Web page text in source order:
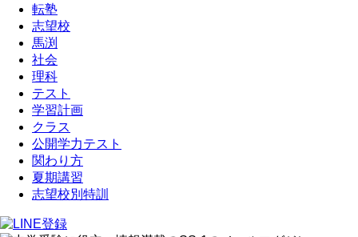
転塾
志望校
馬渕
社会
理科
テスト
学習計画
クラス
公開学力テスト
関わり方
夏期講習
志望校別特訓